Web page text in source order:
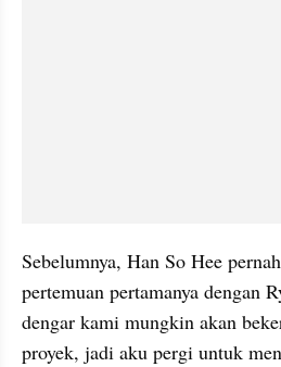
Sebelumnya, Han So Hee
pertemuan pertamanya dengan
dengar kami mungkin akan
proyek, jadi aku pergi untuk